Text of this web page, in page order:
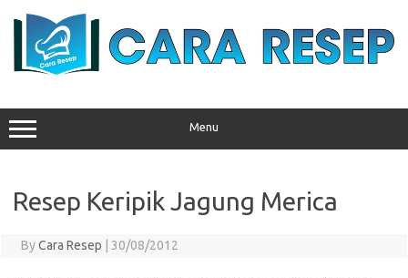
Menu
Resep Keripik Jagung Merica
ByCara Resep 30/08/2012